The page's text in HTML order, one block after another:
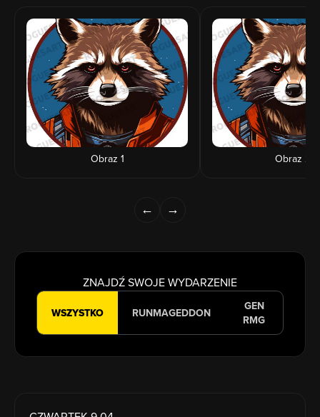
Obraz 1 Obraz 2
← →
ZNAJDŹ SWOJE WYDARZENIE
WSZYSTKO RUNMAGEDDON
GEN
RMG